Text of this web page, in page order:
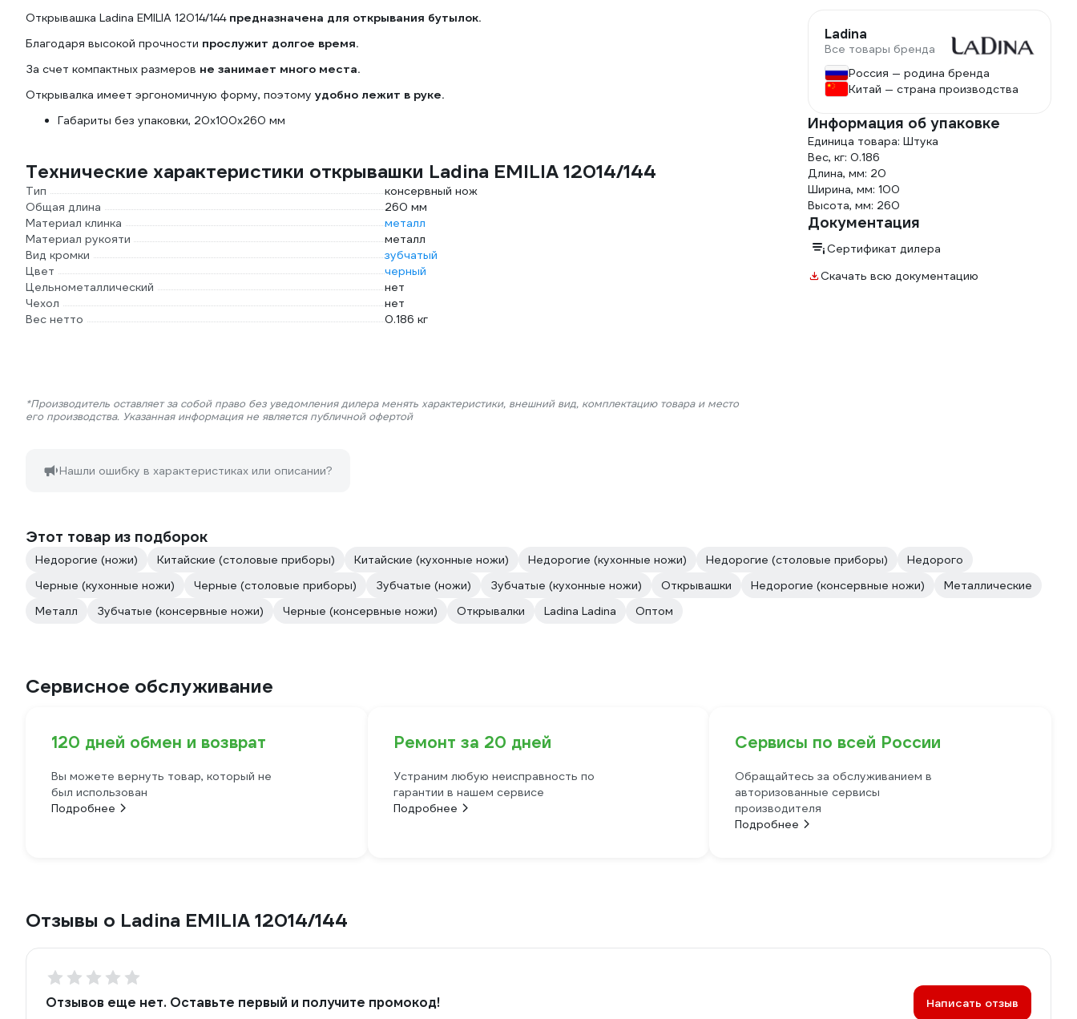
Открывашка Ladina EMILIA 12014/144 предназначена для открывания бутылок.
Благодаря высокой прочности прослужит долгое время.
За счет компактных размеров не занимает много места.
Открывалка имеет эргономичную форму, поэтому удобно лежит в руке.
Габариты без упаковки, 20x100x260 мм
Технические характеристики открывашки Ladina EMILIA 12014/144
Тип
консервный нож
Общая длина
260 мм
Материал клинка
металл
Материал рукояти
металл
Вид кромки
зубчатый
Цвет
черный
Цельнометаллический
нет
Чехол
нет
Вес нетто
0.186 кг
*Производитель оставляет за собой право без уведомления дилера менять характеристики, внешний вид, комплектацию товара и место
его производства. Указанная информация не является публичной офертой
Нашли ошибку в характеристиках или описании?
Ladina
Все товары бренда
Россия — родина бренда
Китай — страна производства
Информация об упаковке
Единица товара: Штука
Вес, кг: 0.186
Длина, мм: 20
Ширина, мм: 100
Высота, мм: 260
Документация
Сертификат дилера
Скачать всю документацию
Этот товар из подборок
Недорогие (ножи) Китайские (столовые приборы) Китайские (кухонные ножи) Недорогие (кухонные ножи) Недорогие (столовые приборы)
Недорого
Черные (кухонные ножи)
Черные (столовые приборы) Зубчатые (ножи) Зубчатые (кухонные ножи) Открывашки Недорогие (консервные ножи)
Металлические
Металл
Зубчатые (консервные ножи) Черные (консервные ножи) Открывалки Ladina Ladina Оптом
Сервисное обслуживание
120 дней обмен и возврат
Вы можете вернуть товар, который не
был использован
Подробнее
Ремонт за 20 дней
Устраним любую неисправность по
гарантии в нашем сервисе
Подробнее
Сервисы по всей России
Обращайтесь за обслуживанием в
авторизованные сервисы
производителя
Подробнее
Отзывы о Ladina EMILIA 12014/144
Отзывов еще нет. Оставьте первый и получите промокод!
Написать отзыв